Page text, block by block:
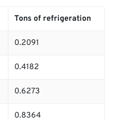
Tons of refrigeration
0.2091
0.4182
0.6273
0.8364